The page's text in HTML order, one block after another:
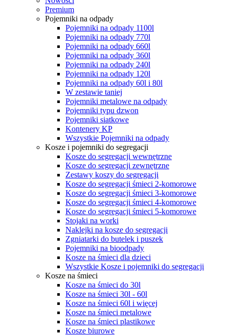
Premium
Pojemniki na odpady
Pojemniki na odpady 1100l
Pojemniki na odpady 770l
Pojemniki na odpady 660l
Pojemniki na odpady 360l
Pojemniki na odpady 240l
Pojemniki na odpady 120l
Pojemniki na odpady 60l i 80l
W zestawie taniej
Pojemniki metalowe na odpady
Pojemniki typu dzwon
Pojemniki siatkowe
Kontenery KP
Wszystkie Pojemniki na odpady
Kosze i pojemniki do segregacji
Kosze do segregacji wewnętrzne
Kosze do segregacji zewnętrzne
Zestawy koszy do segregacji
Kosze do segregacji śmieci 2-komorowe
Kosze do segregacji śmieci 3-komorowe
Kosze do segregacji śmieci 4-komorowe
Kosze do segregacji śmieci 5-komorowe
Stojaki na worki
Naklejki na kosze do segregacji
Zgniatarki do butelek i puszek
Pojemniki na bioodpady
Kosze na śmieci dla dzieci
Wszystkie Kosze i pojemniki do segregacji
Kosze na śmieci
Kosze na śmieci do 30l
Kosze na śmieci 30l - 60l
Kosze na śmieci 60l i więcej
Kosze na śmieci metalowe
Kosze na śmieci plastikowe
Kosze biurowe